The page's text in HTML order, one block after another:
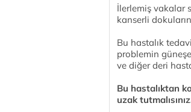
İlerlemiş vakalar
kanserli
Bu hastalık
problemin
ve diğer deri
Bu hastalıktan
uzak